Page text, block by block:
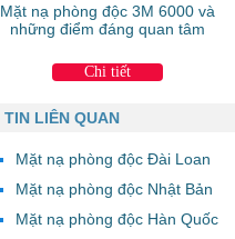
Mặt nạ phòng độc 3M 6000 và
những điểm đáng quan tâm
Chi tiết
TIN LIÊN QUAN
Mặt nạ phòng độc Đài Loan
Mặt nạ phòng độc Nhật Bản
Mặt nạ phòng độc Hàn Quốc